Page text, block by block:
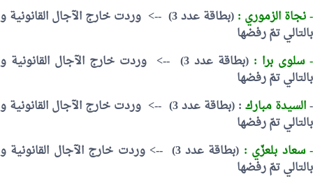
- نجاة الزموري : (بطاقة عدد 3) --> وردت خارج الآجال القانونية و
بالتالي تمّ رفضها
- سلوى برا : (بطاقة عدد 3) --> وردت خارج الآجال القانونية و
بالتالي تمّ رفضها
-السيدة مبارك :(بطاقة عدد 3) --> وردت خارج الآجال القانونية و
بالتالي تمّ رفضها
- سعاد بلعزّي : (بطاقة عدد 3) -->وردت خارج الآجال القانونية و
بالتالي تمّ رفضها